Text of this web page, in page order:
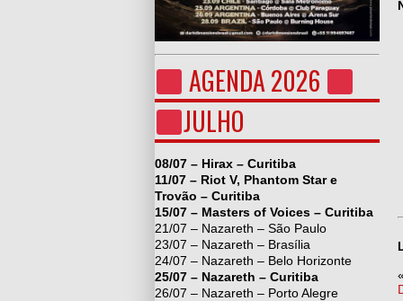
AGENDA 2026
JULHO
08/07 – Hirax – Curitiba
11/07 – Riot V, Phantom Star e
Trovão – Curitiba
15/07 – Masters of Voices – Curitiba
21/07 – Nazareth – São Paulo
23/07 – Nazareth – Brasília
24/07 – Nazareth – Belo Horizonte
25/07 – Nazareth – Curitiba
26/07 – Nazareth – Porto Alegre